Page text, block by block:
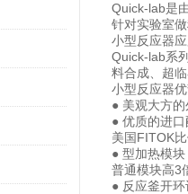
Quick-lab是
针对实验室
小型反应器应
Quick-lab系
料合成、超临
小型反应器
● 美观大方
● 优质的进
美国FITOK
● 型加热模
普通模块高3
● 反应釜开